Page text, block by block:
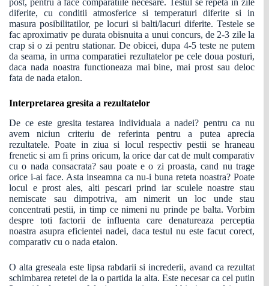
post, pentru a face comparatiile necesare. Testul se repeta in zile
diferite, cu conditii atmosferice si temperaturi diferite si in
masura posibilitatilor, pe locuri si balti/lacuri diferite. Testele se
fac aproximativ pe durata obisnuita a unui concurs, de 2-3 zile la
crap si o zi pentru stationar. De obicei, dupa 4-5 teste ne putem
da seama, in urma comparatiei rezultatelor pe cele doua posturi,
daca nada noastra functioneaza mai bine, mai prost sau deloc
fata de nada etalon.
Interpretarea gresita a rezultatelor
De ce este gresita testarea individuala a nadei? pentru ca nu
avem niciun criteriu de referinta pentru a putea aprecia
rezultatele. Poate in ziua si locul respectiv pestii se hraneau
frenetic si am fi prins oricum, la orice dar cat de mult comparativ
cu o nada consacrata? sau poate e o zi proasta, cand nu trage
orice i-ai face. Asta inseamna ca nu-i buna reteta noastra? Poate
locul e prost ales, alti pescari prind iar sculele noastre stau
nemiscate sau dimpotriva, am nimerit un loc unde stau
concentrati pestii, in timp ce nimeni nu prinde pe balta. Vorbim
despre toti factorii de influenta care denatureaza perceptia
noastra asupra eficientei nadei, daca testul nu este facut corect,
comparativ cu o nada etalon.
O alta greseala este lipsa rabdarii si increderii, avand ca rezultat
schimbarea retetei de la o partida la alta. Este necesar ca cel putin